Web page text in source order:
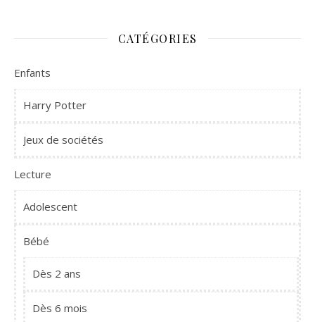
CATÉGORIES
Enfants
Harry Potter
Jeux de sociétés
Lecture
Adolescent
Bébé
Dès 2 ans
Dès 6 mois